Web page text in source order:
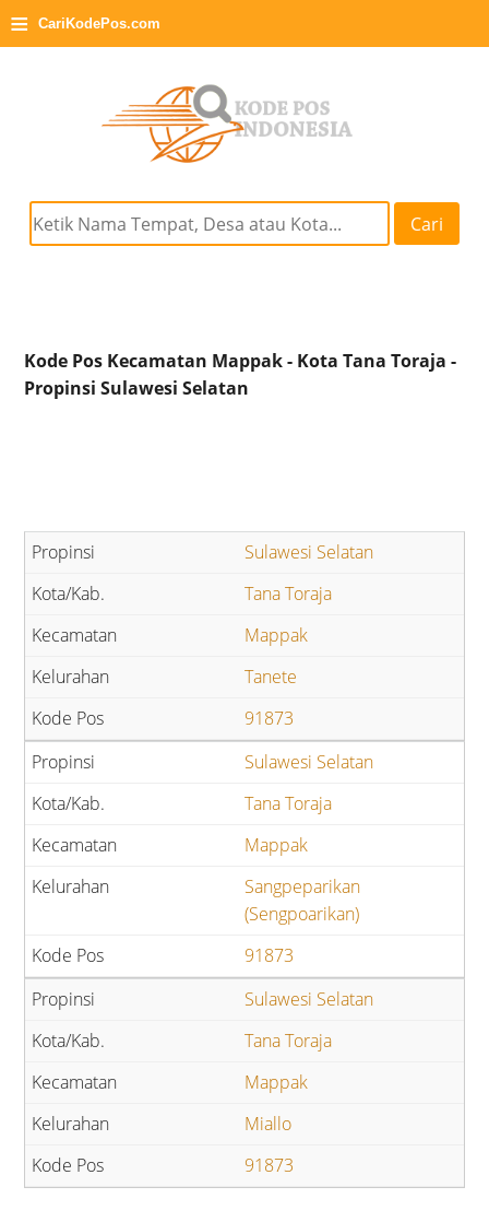
≡ CariKodePos.com
Cari
Kode Pos Kecamatan Mappak - Kota Tana Toraja -
Propinsi Sulawesi Selatan
Sulawesi Selatan
Tana Toraja
Mappak
Tanete
91873
Sulawesi Selatan
Tana Toraja
Mappak
Sangpeparikan
(Sengpoarikan)
91873
Sulawesi Selatan
Tana Toraja
Mappak
Miallo
91873